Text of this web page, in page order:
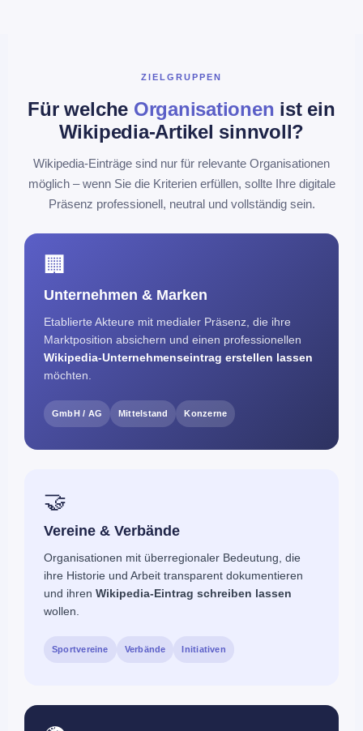
Als spezialisierter Dienstleister und erfahrener Autor
übernehme ich für Sie den gesamten Prozess. Ich prüfe im
harten Relevanzkriterien erfüllt. Anschließend werde ich den
Wikipedia-Artikel schreiben– vollständig neutral, lückenlos
quellenbasiert und exakt nach den offiziellen Richtlinien der
Wikipedia-Community. Ob Sie ein etabliertesUnternehmen in
Wikipedia eintragen lassen
Projekt absolut rechtssicher und persönlich.
Auch für Vereine, Verbände, Stiftungen sowie NGOs ist das
ThemaWikipedia für Unternehmen und Organisationen
zentraler Baustein digitaler Reputation — vorausgesetzt, die
geforderte öffentliche Relevanz ist gegeben. Die
einen Wikipedia-Firmeneintrag
richten sich flexibel nach
dem exakten Rechercheaufwand und dem Umfang des
ZIELGRUPPEN
Für welche Organisationen ist ein
Wikipedia-Artikel sinnvoll?
Wikipedia-Einträge sind nur für relevante Organisationen
möglich – wenn Sie die Kriterien erfüllen, sollte Ihre digitale
Präsenz professionell, neutral und vollständig sein.
🏢
Unternehmen & Marken
Etablierte Akteure mit medialer Präsenz, die ihre
Marktposition absichern und einen professionellen
Wikipedia-Unternehmenseintrag erstellen lassen
möchten.
GmbH / AG Mittelstand Konzerne
🤝
Vereine & Verbände
Organisationen mit überregionaler Bedeutung, die
ihre Historie und Arbeit transparent dokumentieren
und ihren Wikipedia-Eintrag schreiben lassen
wollen.
Sportvereine Verbände Initiativen